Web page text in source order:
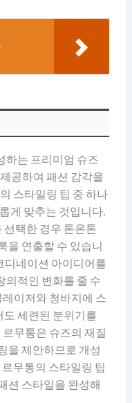
하는 프리미엄 슈즈
공하여 패션 감각을
스타일링 팁 중 하나
게 맞추는 것입니다.
선택한 경우 톤온톤
을 연출할 수 있습니
디네이션 아이디어를
의적인 변화를 줄 수
이저와 청바지에 스
세련된 분위기를
무통은 슈즈의 재질
을 제안하므로 개성
무통의 스타일링 팁
션 스타일을 완성해